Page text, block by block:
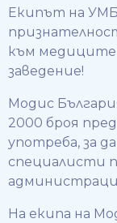
Екипът на
към медиците
заведение!
Модис
2000 броя
употреба, за
специалисти
На екипа на